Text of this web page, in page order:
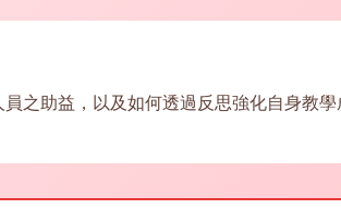
之助益，以及如何透過反思強化自身教學